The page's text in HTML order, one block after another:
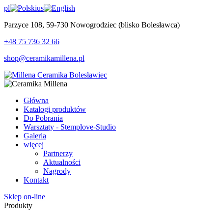
pl
us
Parzyce 108, 59-730 Nowogrodziec (blisko Bolesławca)
+48 75 736 32 66
shop@ceramikamillena.pl
Główna
Katalogi produktów
Do Pobrania
Warsztaty - Stemplove-Studio
Galeria
więcej
Partnerzy
Aktualności
Nagrody
Kontakt
Sklep on-line
Produkty